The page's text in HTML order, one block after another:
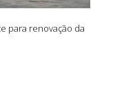
para renovação da